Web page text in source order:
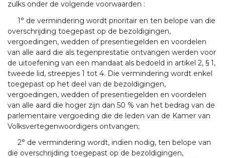
zulks onder de volgende voorwaarden :
1° de vermindering wordt prioritair en ten belope van die
overschrijding toegepast op de bezoldigingen,
vergoedingen, wedden of presentiegelden en voordelen
van alle aard die als tegenprestatie ontvangen werden voor
de uitoefening van een mandaat als bedoeld in artikel 2, § 1,
tweede lid, streepjes 1 tot 4. Die vermindering wordt enkel
toegepast op het deel van de bezoldigingen,
vergoedingen, wedden of presentiegelden en voordelen
van alle aard die hoger zijn dan 50 % van het bedrag van de
parlementaire vergoeding die de leden van de Kamer van
Volksvertegenwoordigers ontvangen;
2° de vermindering wordt, indien nodig, ten belope van
die overschrijding toegepast op de bezoldigingen,